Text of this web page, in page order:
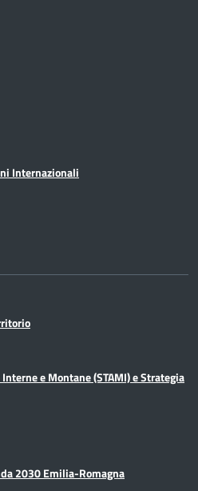
Internazionali
e Montane (STAMI) e Strategia
2030 Emilia-Romagna